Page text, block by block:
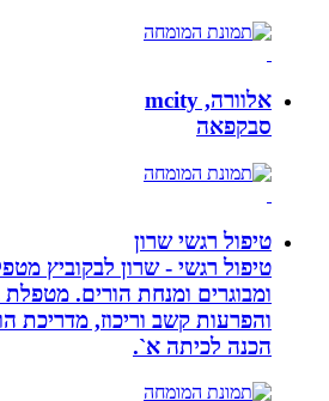
אלוורה, mcity
סבקפאה
טיפול רגשי שרון
טיפול רגשי - שרון לבקוביץ מטפלת
ומבוגרים ומנחת הורים. מטפלת
והפרעות קשב וריכוז, מדריכת
הכנה לכיתה א`.